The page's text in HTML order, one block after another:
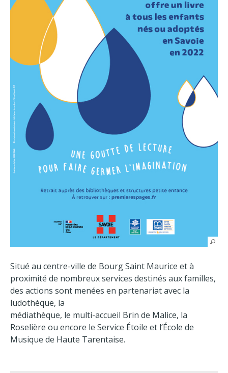
Situé au centre-ville de Bourg Saint Maurice et à
proximité de nombreux services destinés aux familles,
des actions sont menées en partenariat avec la
ludothèque, la
médiathèque, le multi-accueil Brin de Malice, la
Roselière ou encore le Service Étoile et l’École de
Musique de Haute Tarentaise.